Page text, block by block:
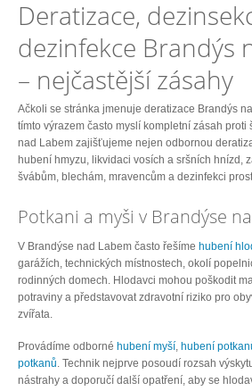
Deratizace,
dezinfekce Brandýs
– nejčastější zásahy
Ačkoli se stránka jmenuje deratizace Brandýs
tímto výrazem často myslí kompletní zásah proti
nad Labem zajišťujeme nejen odbornou
hubení hmyzu, likvidaci vosích a sršních hnízd,
švábům, blechám, mravencům a dezinfekci
Potkani a myši v Brandýse
V Brandýse nad Labem často řešíme hubení
garážích, technických místnostech, okolí
rodinných domech. Hlodavci mohou poškodit
potraviny a představovat zdravotní riziko pro
zvířata.
Provádíme odborné hubení myší, hubení
potkanů. Technik nejprve posoudí rozsah
nástrahy a doporučí další opatření, aby se